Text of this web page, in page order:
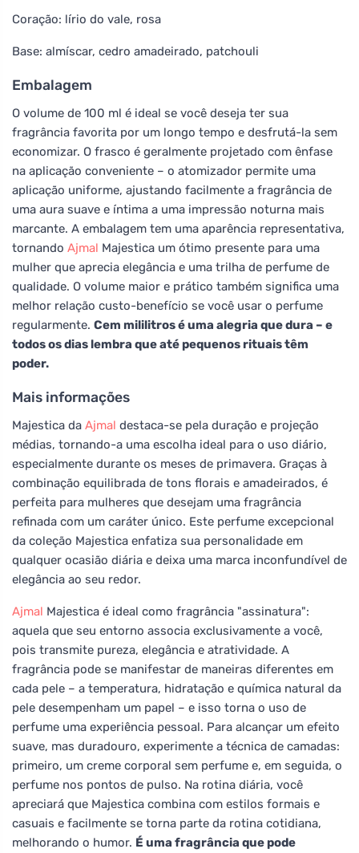
Coração: lírio do vale, rosa
Base: almíscar, cedro amadeirado, patchouli
Embalagem
O volume de 100 ml é ideal se você deseja ter sua
fragrância favorita por um longo tempo e desfrutá-la sem
economizar. O frasco é geralmente projetado com ênfase
na aplicação conveniente – o atomizador permite uma
aplicação uniforme, ajustando facilmente a fragrância de
uma aura suave e íntima a uma impressão noturna mais
marcante. A embalagem tem uma aparência representativa,
tornando Ajmal Majestica um ótimo presente para uma
mulher que aprecia elegância e uma trilha de perfume de
qualidade. O volume maior e prático também significa uma
melhor relação custo-benefício se você usar o perfume
regularmente. Cem mililitros é uma alegria que dura – e
todos os dias lembra que até pequenos rituais têm
poder.
Mais informações
Majestica da Ajmal destaca-se pela duração e projeção
médias, tornando-a uma escolha ideal para o uso diário,
especialmente durante os meses de primavera. Graças à
combinação equilibrada de tons florais e amadeirados, é
perfeita para mulheres que desejam uma fragrância
refinada com um caráter único. Este perfume excepcional
da coleção Majestica enfatiza sua personalidade em
qualquer ocasião diária e deixa uma marca inconfundível de
elegância ao seu redor.
Ajmal Majestica é ideal como fragrância "assinatura":
aquela que seu entorno associa exclusivamente a você,
pois transmite pureza, elegância e atratividade. A
fragrância pode se manifestar de maneiras diferentes em
cada pele – a temperatura, hidratação e química natural da
pele desempenham um papel – e isso torna o uso de
perfume uma experiência pessoal. Para alcançar um efeito
suave, mas duradouro, experimente a técnica de camadas:
primeiro, um creme corporal sem perfume e, em seguida, o
perfume nos pontos de pulso. Na rotina diária, você
apreciará que Majestica combina com estilos formais e
casuais e facilmente se torna parte da rotina cotidiana,
melhorando o humor. É uma fragrância que pode